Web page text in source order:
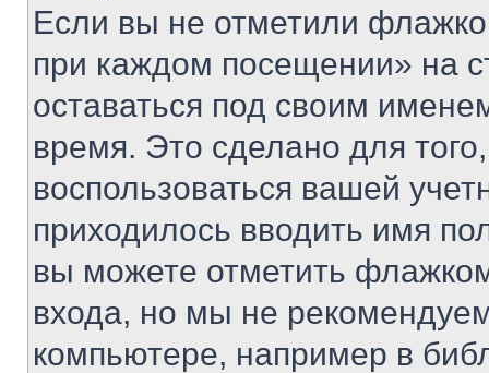
Если вы не отметили
при каждом посещении» на
оставаться под своим
время. Это сделано для
воспользоваться вашей
приходилось вводить имя
вы можете отметить
входа, но мы не
компьютере, например в